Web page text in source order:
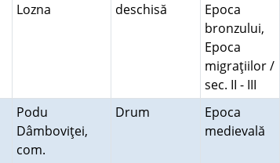
Lozna
deschisă
Epoca
bronzului,
Epoca
migraţiilor /
sec. II - III
Podu
Dâmboviţei,
com.
Drum
Epoca
medievală